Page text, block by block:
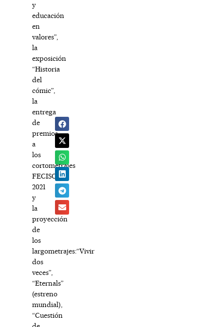
y
educación
en
valores”,
la
exposición
“Historia
del
cómic”,
la
entrega
de
premios
a
los
cortometrajes
FECISO
2021
y
la
proyección
de
los
largometrajes:“Vivir
dos
veces”,
“Eternals”
(estreno
mundial),
“Cuestión